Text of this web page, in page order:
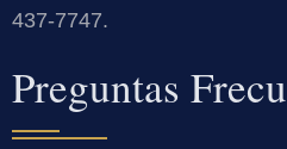
437-7747.
Preguntas